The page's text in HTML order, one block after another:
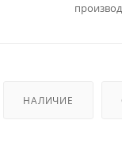
НАЛИЧИЕ